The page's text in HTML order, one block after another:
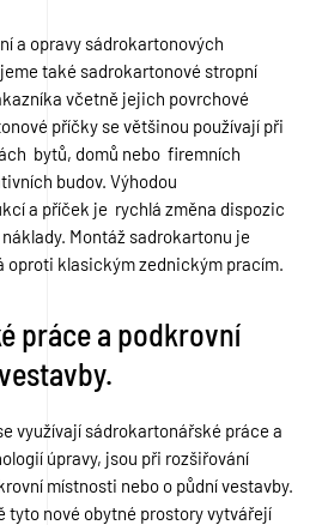
a opravy sádrokartonových
také sadrokartonové stropní
včetně jejich povrchové
příčky se většinou používají při
bytů, domů nebo firemních
budov. Výhodou
a příček je rychlá změna dispozic
Montáž sadrokartonu je
oproti klasickým zednickým pracím.
práce a podkrovní
využívají sádrokartonářské práce a
úpravy, jsou při rozšiřování
místnosti nebo o půdní vestavby.
tyto nové obytné prostory vytvářejí